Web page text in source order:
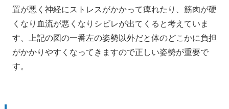
置が悪く神経にストレスがかかって痺れたり、筋肉が硬
くなり血流が悪くなりシビレが出てくると考えていま
す、上記の図の一番左の姿勢以外だと体のどこかに負担
がかかりやすくなってきますので正しい姿勢が重要で
す。